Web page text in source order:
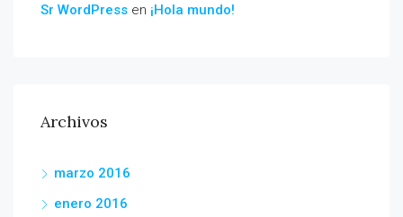
Sr WordPress en ¡Hola mundo!
Archivos
marzo 2016
enero 2016